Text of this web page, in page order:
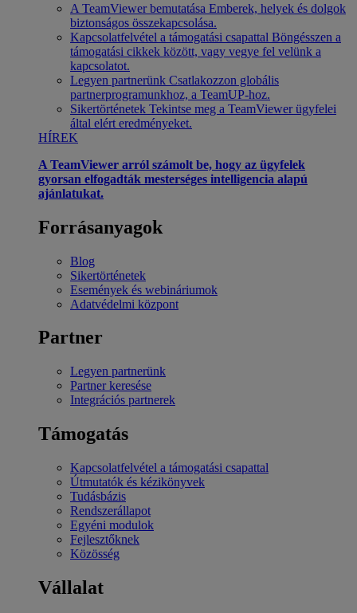
A TeamViewer bemutatása Emberek, helyek és dolgok
biztonságos összekapcsolása.
Kapcsolatfelvétel a támogatási csapattal Böngésszen a
támogatási cikkek között, vagy vegye fel velünk a
kapcsolatot.
Legyen partnerünk Csatlakozzon globális
partnerprogramunkhoz, a TeamUP-hoz.
Sikertörténetek Tekintse meg a TeamViewer ügyfelei
által elért eredményeket.
HÍREK
A TeamViewer arról számolt be, hogy az ügyfelek
gyorsan elfogadták mesterséges intelligencia alapú
ajánlatukat.
Forrásanyagok
Blog
Sikertörténetek
Események és webináriumok
Adatvédelmi központ
Partner
Legyen partnerünk
Partner keresése
Integrációs partnerek
Támogatás
Kapcsolatfelvétel a támogatási csapattal
Útmutatók és kézikönyvek
Tudásbázis
Rendszerállapot
Egyéni modulok
Fejlesztőknek
Közösség
Vállalat